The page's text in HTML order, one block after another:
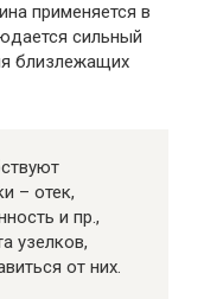
применяется в
сильный
близлежащих
– отек,
и пр.,
узелков,
от них.